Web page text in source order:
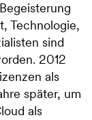
Technologie,
sind
2012
als
später, um
als